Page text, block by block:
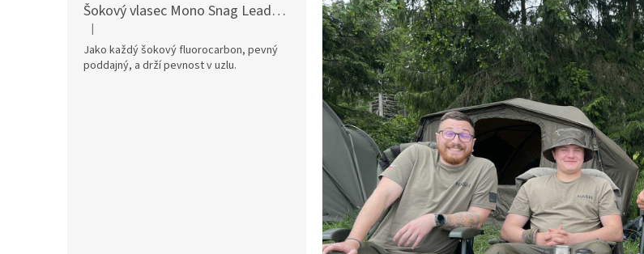
Šokový vlasec Mono Snag Leader pevný mono vlasec pro šokové zatížení
Hodnocení produktu je 5 z 5 hvězdiček.
|
Jako každý šokový fluorocarbon, pevný
poddajný, a drží pevnost v uzlu.